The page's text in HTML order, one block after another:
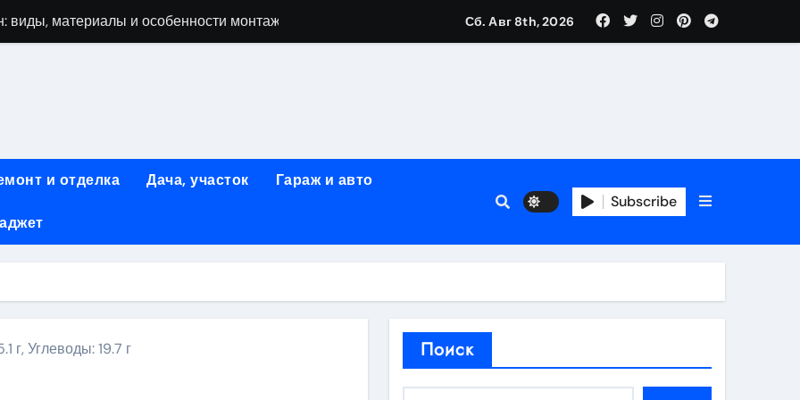
материалы и особенности монтажа
ногтевого сервиса: основные принципы и форматы участия
конструкции и этапы возведения
на рейсы в Киргизию
рекламных технологий для программной и мобильной рекламы
ассортимента и критериев выбора
квартир со вторым светом и террасой в готовых домах
Сб. Авг 8th, 2026
и отделка Дача, участок Гараж и авто
Subscribe
г, Углеводы: 19.7 г Поиск